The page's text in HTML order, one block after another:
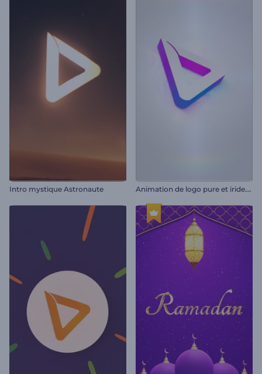
Intro mystique Astronaute A
nimation de logo pure et iridescente